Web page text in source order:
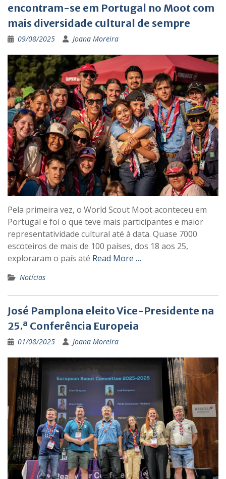
encontram-se em Portugal no Moot com
mais diversidade cultural de sempre
09/08/2025 Joana Moreira
Pela primeira vez, o World Scout Moot aconteceu em
Portugal e foi o que teve mais participantes e maior
representatividade cultural até à data. Quase 7000
escoteiros de mais de 100 países, dos 18 aos 25,
exploraram o país até Read More …
Notícias
José Pamplona eleito Vice-Presidente na
25.ª Conferência Europeia
01/08/2025 Joana Moreira